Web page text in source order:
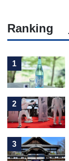
Ranking
1
2
3